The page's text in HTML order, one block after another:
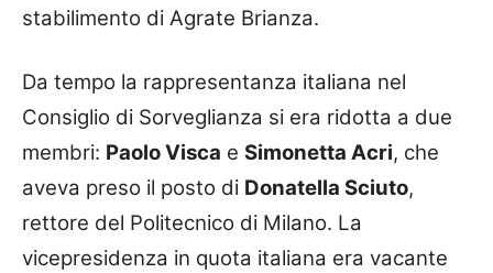
stabilimento di Agrate Brianza.
Da tempo la rappresentanza italiana nel
Consiglio di Sorveglianza si era ridotta a due
membri: Paolo Visca e Simonetta Acri, che
aveva preso il posto di Donatella Sciuto,
rettore del Politecnico di Milano. La
vicepresidenza in quota italiana era vacante